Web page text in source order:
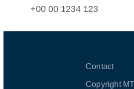
+00 00 1234 123
Contact
Copyright